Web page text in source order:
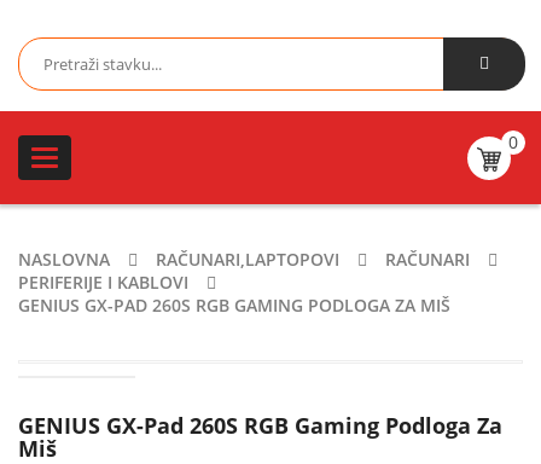
Toggle
navigation
0
NASLOVNA RAČUNARI,LAPTOPOVI
RAČUNARI
PERIFERIJE I KABLOVI
GENIUS GX-PAD 260S RGB GAMING PODLOGA ZA MIŠ
GENIUS GX-Pad 260S RGB Gaming Podloga Za
Miš